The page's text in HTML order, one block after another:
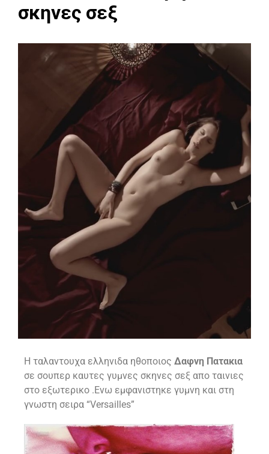
σκηνες σεξ
Η ταλαντουχα ελληνιδα ηθοποιος Δαφνη Πατακια
σε σουπερ καυτες γυμνες σκηνες σεξ απο ταινιες
στο εξωτερικο .Ενω εμφανιστηκε γυμνη και στη
γνωστη σειρα “Versailles”